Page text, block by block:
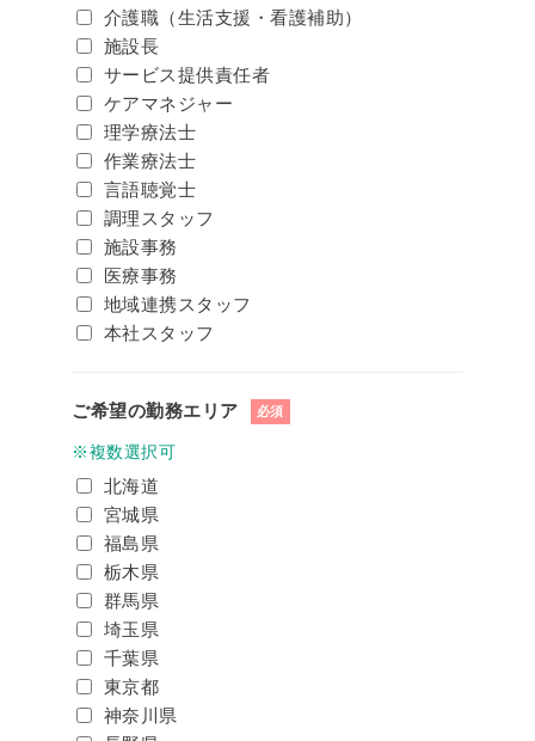
介護職（生活支援・看護補助）
施設長
サービス提供責任者
ケアマネジャー
理学療法士
作業療法士
言語聴覚士
調理スタッフ
施設事務
医療事務
地域連携スタッフ
本社スタッフ
ご希望の勤務エリア 必須
※複数選択可
北海道
宮城県
福島県
栃木県
群馬県
埼玉県
千葉県
東京都
神奈川県